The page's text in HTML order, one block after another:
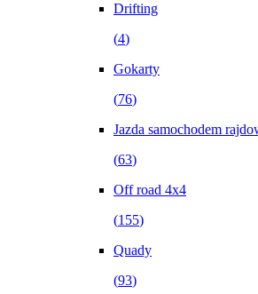
Drifting
(4)
Gokarty
(76)
Jazda samochodem
(63)
Off road 4x4
(155)
Quady
(93)